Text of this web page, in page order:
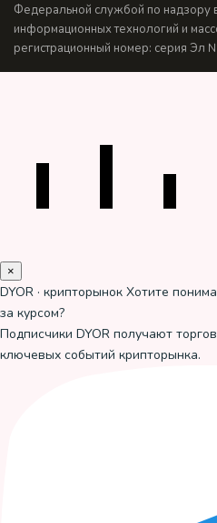
Федеральной службой по надзору
информационных технологий и
регистрационный номер: серия
×
DYOR · крипторынок Хотите
за курсом?
Подписчики DYOR получают
ключевых событий крипторынка.